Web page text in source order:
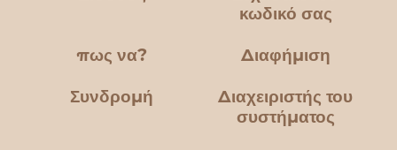
κωδικό σας
πως να? Διαφήμιση
Συνδρομή
Διαχειριστής του
συστήματος